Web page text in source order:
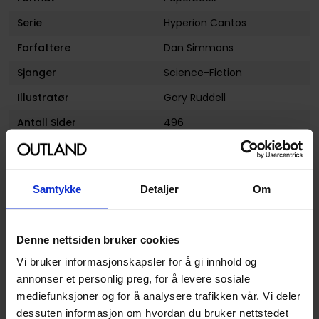
Samtykke Detaljer Om
Denne nettsiden bruker cookies
Vi bruker informasjonskapsler for å gi innhold og
annonser et personlig preg, for å levere sosiale
mediefunksjoner og for å analysere trafikken vår. Vi deler
dessuten informasjon om hvordan du bruker nettstedet
Serie
Hyperion Cantos
Forfattere
Dan Simmons
Sjanger
Science-Fiction
Illustratør
Gary Ruddell
Antall Sider
496
Utgiver
RandomHouse US
(dd.mm.yyyy)
Volum
Subsjanger:
Action og Eventyr
Opera
Aldersgruppe
Voksen
Avansert Format
Paperback: A-Format (S)